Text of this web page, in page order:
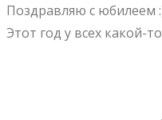
Поздравляю с юбилеем
Этот год у всех какой-